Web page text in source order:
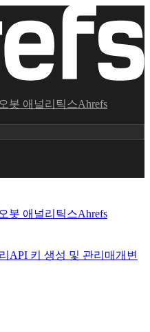
봇 애널리틱스Ahrefs
봇 애널리틱스Ahrefs
API 키 생성 및 관리 매개변